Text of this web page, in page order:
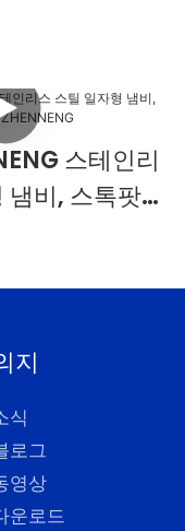
스테인리
냄비, 스톡팟,
지
식
로그
영상
운로드